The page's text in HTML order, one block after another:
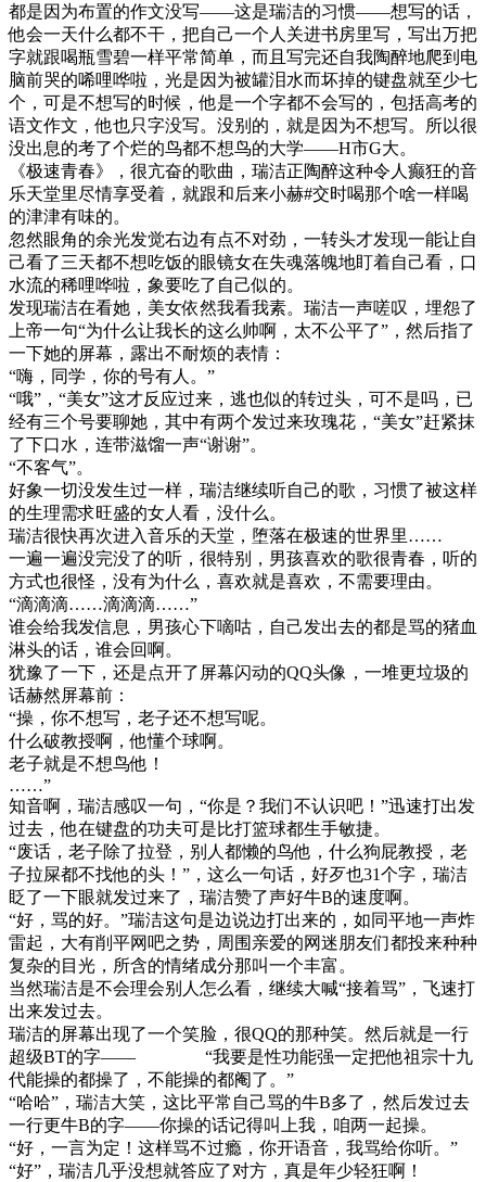
都是因为布置的作文没写——这是瑞洁的习惯——想写的话，
他会一天什么都不干，把自己一个人关进书房里写，写出万把
字就跟喝瓶雪碧一样平常简单，而且写完还自我陶醉地爬到电
脑前哭的唏哩哗啦，光是因为被罐泪水而坏掉的键盘就至少七
个，可是不想写的时候，他是一个字都不会写的，包括高考的
语文作文，他也只字没写。没别的，就是因为不想写。所以很
没出息的考了个烂的鸟都不想鸟的大学——H市G大。
《极速青春》，很亢奋的歌曲，瑞洁正陶醉这种令人癫狂的音
乐天堂里尽情享受着，就跟和后来小赫#交时喝那个啥一样喝
的津津有味的。
忽然眼角的余光发觉右边有点不对劲，一转头才发现一能让自
己看了三天都不想吃饭的眼镜女在失魂落魄地盯着自己看，口
水流的稀哩哗啦，象要吃了自己似的。
发现瑞洁在看她，美女依然我看我素。瑞洁一声嗟叹，埋怨了
上帝一句“为什么让我长的这么帅啊，太不公平了”，然后指了
一下她的屏幕，露出不耐烦的表情：
“嗨，同学，你的号有人。”
“哦”，“美女”这才反应过来，逃也似的转过头，可不是吗，已
经有三个号要聊她，其中有两个发过来玫瑰花，“美女”赶紧抹
了下口水，连带滋馏一声“谢谢”。
“不客气”。
好象一切没发生过一样，瑞洁继续听自己的歌，习惯了被这样
的生理需求旺盛的女人看，没什么。
瑞洁很快再次进入音乐的天堂，堕落在极速的世界里……
一遍一遍没完没了的听，很特别，男孩喜欢的歌很青春，听的
方式也很怪，没有为什么，喜欢就是喜欢，不需要理由。
“滴滴滴……滴滴滴……”
谁会给我发信息，男孩心下嘀咕，自己发出去的都是骂的猪血
淋头的话，谁会回啊。
犹豫了一下，还是点开了屏幕闪动的QQ头像，一堆更垃圾的
话赫然屏幕前：
“操，你不想写，老子还不想写呢。
什么破教授啊，他懂个球啊。
老子就是不想鸟他！
……”
知音啊，瑞洁感叹一句，“你是？我们不认识吧！”迅速打出发
过去，他在键盘的功夫可是比打篮球都生手敏捷。
“废话，老子除了拉登，别人都懒的鸟他，什么狗屁教授，老
子拉屎都不找他的头！”，这么一句话，好歹也31个字，瑞洁
眨了一下眼就发过来了，瑞洁赞了声好牛B的速度啊。
“好，骂的好。”瑞洁这句是边说边打出来的，如同平地一声炸
雷起，大有削平网吧之势，周围亲爱的网迷朋友们都投来种种
复杂的目光，所含的情绪成分那叫一个丰富。
当然瑞洁是不会理会别人怎么看，继续大喊“接着骂”，飞速打
出来发过去。
瑞洁的屏幕出现了一个笑脸，很QQ的那种笑。然后就是一行
超级BT的字—— “我要是性功能强一定把他祖宗十九
代能操的都操了，不能操的都阉了。”
“哈哈”，瑞洁大笑，这比平常自己骂的牛B多了，然后发过去
一行更牛B的字——你操的话记得叫上我，咱两一起操。
“好，一言为定！这样骂不过瘾，你开语音，我骂给你听。”
“好”，瑞洁几乎没想就答应了对方，真是年少轻狂啊！